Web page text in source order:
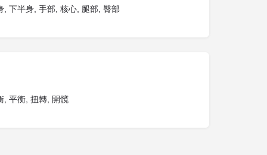
, 下半身, 手部, 核心, 腿部, 臀部
, 平衡, 扭轉, 開髖